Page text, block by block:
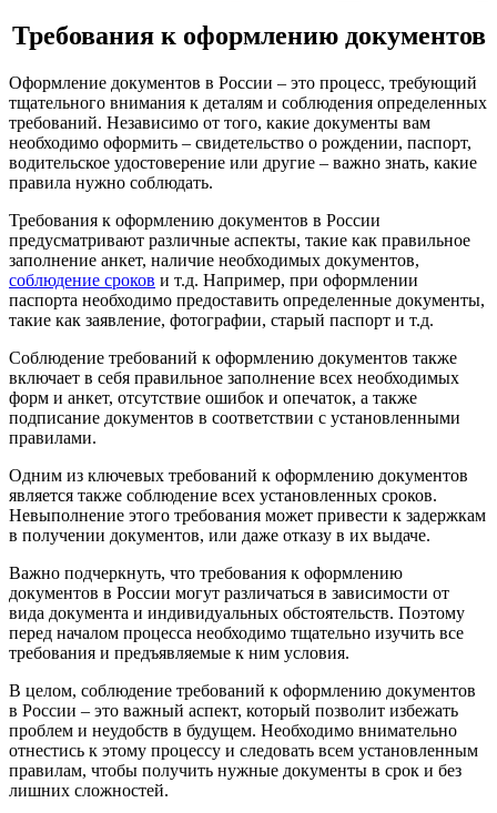
Требования к оформлению документов
Оформление документов в России – это процесс, требующий
тщательного внимания к деталям и соблюдения определенных
требований. Независимо от того, какие документы вам
необходимо оформить – свидетельство о рождении, паспорт,
водительское удостоверение или другие – важно знать, какие
правила нужно соблюдать.
Требования к оформлению документов в России
предусматривают различные аспекты, такие как правильное
заполнение анкет, наличие необходимых документов,
соблюдение сроков и т.д. Например, при оформлении
паспорта необходимо предоставить определенные документы,
такие как заявление, фотографии, старый паспорт и т.д.
Соблюдение требований к оформлению документов также
включает в себя правильное заполнение всех необходимых
форм и анкет, отсутствие ошибок и опечаток, а также
подписание документов в соответствии с установленными
правилами.
Одним из ключевых требований к оформлению документов
является также соблюдение всех установленных сроков.
Невыполнение этого требования может привести к задержкам
в получении документов, или даже отказу в их выдаче.
Важно подчеркнуть, что требования к оформлению
документов в России могут различаться в зависимости от
вида документа и индивидуальных обстоятельств. Поэтому
перед началом процесса необходимо тщательно изучить все
требования и предъявляемые к ним условия.
В целом, соблюдение требований к оформлению документов
в России – это важный аспект, который позволит избежать
проблем и неудобств в будущем. Необходимо внимательно
отнестись к этому процессу и следовать всем установленным
правилам, чтобы получить нужные документы в срок и без
лишних сложностей.